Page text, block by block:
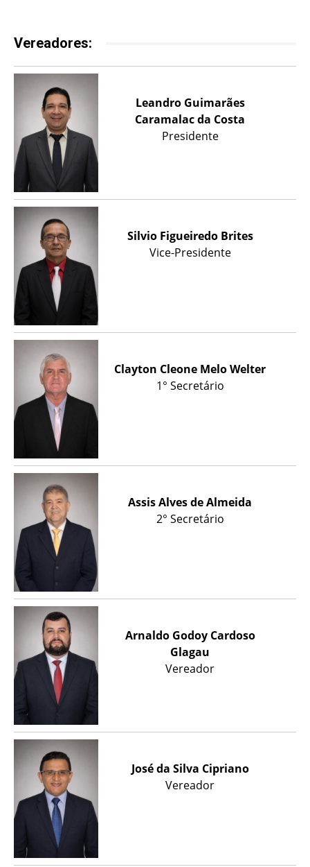
Vereadores:
Leandro Guimarães
Caramalac da Costa
Presidente
Silvio Figueiredo Brites
Vice-Presidente
Clayton Cleone Melo Welter
1° Secretário
Assis Alves de Almeida
2° Secretário
Arnaldo Godoy Cardoso
Glagau
Vereador
José da Silva Cipriano
Vereador